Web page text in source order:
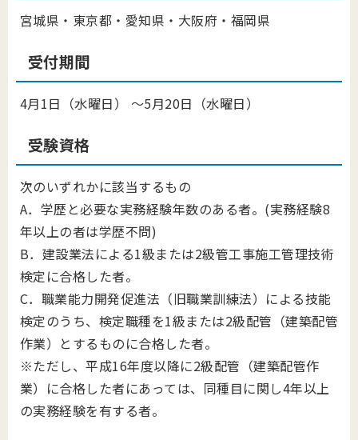
宮城県・東京都・愛知県・大阪府・福岡県
受付期間
4月1日（水曜日） ～5月20日（水曜日）
受験資格
次のいずれかに該当するもの
A．学歴と必要な実務経験年数のある者。(実務経験8
年以上の者は学歴不問)
B．建設業法による1級または2級管工事施工管理技術
検定に合格した者。
C．職業能力開発促進法（旧職業訓練法）による技能
検定のうち、検定職種を1級または2級配管（建築配管
作業）とするものに合格した者。
※ただし、平成16年度以降に2級配管（建築配管作
業）に合格した者にあっては、同種目に関し4年以上
の実務経験を有する者。